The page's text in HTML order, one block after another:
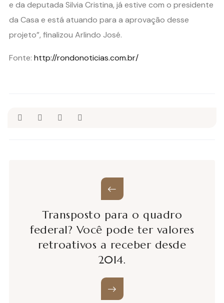
e da deputada Silvia Cristina, já estive com o presidente
da Casa e está atuando para a aprovação desse
projeto”, finalizou Arlindo José.
Fonte: http://rondonoticias.com.br/
Transposto para o quadro
federal? Você pode ter valores
retroativos a receber desde
2014.